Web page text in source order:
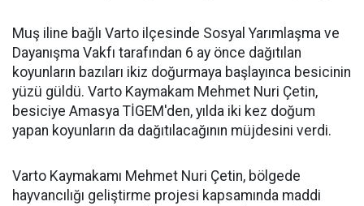
Muş iline bağlı Varto ilçesinde Sosyal Yarımlaşma ve
Dayanışma Vakfı tarafından 6 ay önce dağıtılan
koyunların bazıları ikiz doğurmaya başlayınca besicinin
yüzü güldü. Varto Kaymakam Mehmet Nuri Çetin,
besiciye Amasya TİGEM'den, yılda iki kez doğum
yapan koyunların da dağıtılacağının müjdesini verdi.
Varto Kaymakamı Mehmet Nuri Çetin, bölgede
hayvancılığı geliştirme projesi kapsamında maddi